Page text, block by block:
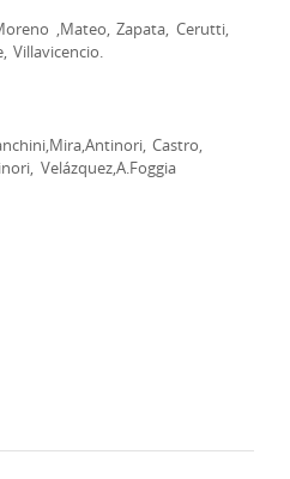
,Mateo, Zapata, Cerutti,
Villavicencio.
Castro,
Velázquez,A.Foggia